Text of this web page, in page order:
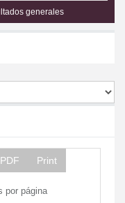
generales
PDF Print
por página